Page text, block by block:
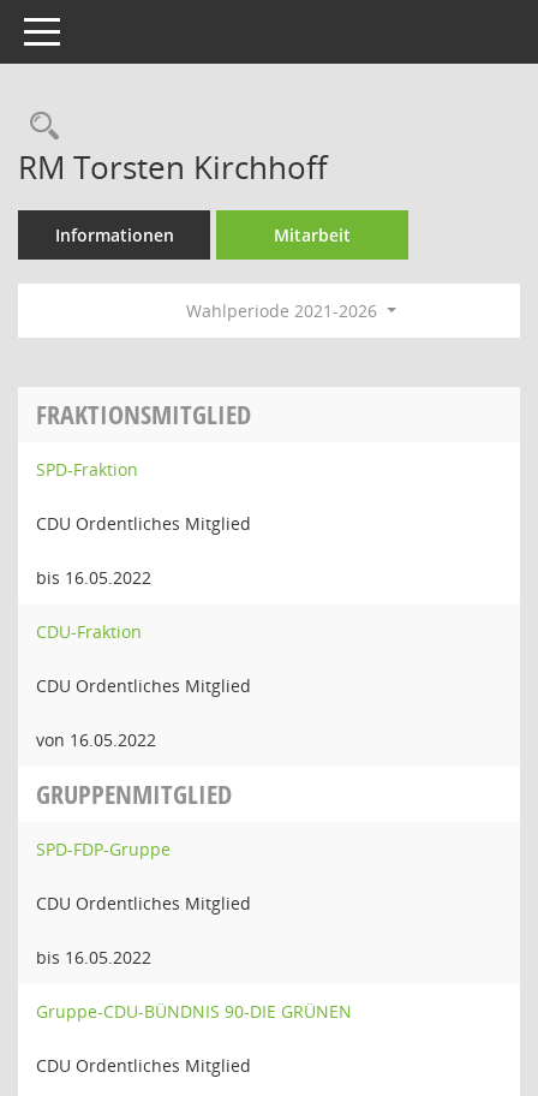
Toggle navigation
Rechercheauswahl
RM Torsten Kirchhoff
Informationen Mitarbeit
Wahlperiode 2021-2026
FRAKTIONSMITGLIED
SPD-Fraktion
CDU Ordentliches Mitglied
bis 16.05.2022
CDU-Fraktion
CDU Ordentliches Mitglied
von 16.05.2022
GRUPPENMITGLIED
SPD-FDP-Gruppe
CDU Ordentliches Mitglied
bis 16.05.2022
Gruppe-CDU-BÜNDNIS 90-DIE GRÜNEN
CDU Ordentliches Mitglied